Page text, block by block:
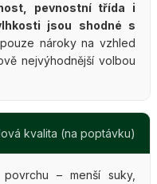
pevnostní třída i
jsou shodné s
nároky na vzhled
nejvýhodnější volbou
kvalita (na poptávku)
– menší suky,